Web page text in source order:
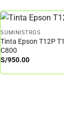
SUMINISTROS
Tinta Epson T12P
C800
S/950.00